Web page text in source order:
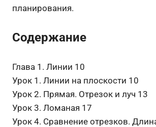
планирования.
Содержание
Глава 1. Линии 10
Урок 1. Линии на плоскости 10
Урок 2. Прямая. Отрезок и луч 13
Урок 3. Ломаная 17
Урок 4. Сравнение отрезков.